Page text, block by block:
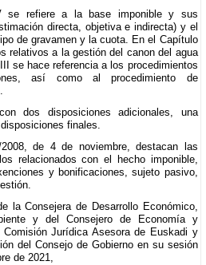
se refiere a la base imponible y sus
directa, objetiva e indirecta) y el
de gravamen y la cuota. En el Capítulo
relativos a la gestión del canon del agua
se hace referencia a los procedimientos
así como al procedimiento de
dos disposiciones adicionales, una
finales.
de 4 de noviembre, destacan las
relacionados con el hecho imponible,
y bonificaciones, sujeto pasivo,
la Consejera de Desarrollo Económico,
y del Consejero de Economía y
Jurídica Asesora de Euskadi y
del Consejo de Gobierno en su sesión
de 2021,